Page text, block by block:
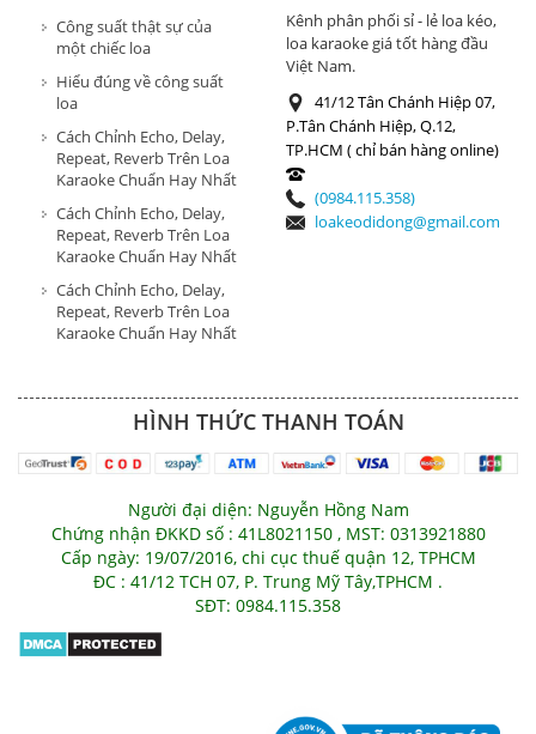
HÀNG
Công suất thật sự của
một chiếc loa
Hiểu đúng về công suất
loa
Cách Chỉnh Echo, Delay,
Repeat, Reverb Trên Loa
Karaoke Chuẩn Hay Nhất
Cách Chỉnh Echo, Delay,
Repeat, Reverb Trên Loa
Karaoke Chuẩn Hay Nhất
Cách Chỉnh Echo, Delay,
Repeat, Reverb Trên Loa
Karaoke Chuẩn Hay Nhất
Kênh phân phối sỉ - lẻ loa kéo,
loa karaoke giá tốt hàng đầu
Việt Nam.
41/12 Tân Chánh Hiệp 07,
P.Tân Chánh Hiệp, Q.12,
TP.HCM ( chỉ bán hàng online)
(0984.115.358)
loakeodidong@gmail.com
HÌNH THỨC THANH TOÁN
Người đại diện: Nguyễn Hồng Nam
Chứng nhận ĐKKD số : 41L8021150 , MST: 0313921880
Cấp ngày: 19/07/2016, chi cục thuế quận 12, TPHCM
ĐC : 41/12 TCH 07, P. Trung Mỹ Tây,TPHCM .
SĐT: 0984.115.358